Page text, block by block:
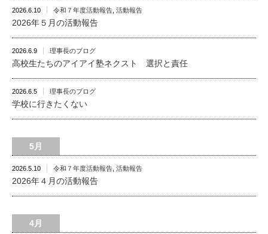
2026.6.10 令和７年度活動報告 活動報告
2026年５月の活動報告
2026.6.9 理事長のブログ
高校生たちのアイアイ塾ネクスト 選択と責任
2026.6.5 理事長のブログ
学校に行きたくない
5月
2026.5.10 令和７年度活動報告 活動報告
2026年４月の活動報告
4月